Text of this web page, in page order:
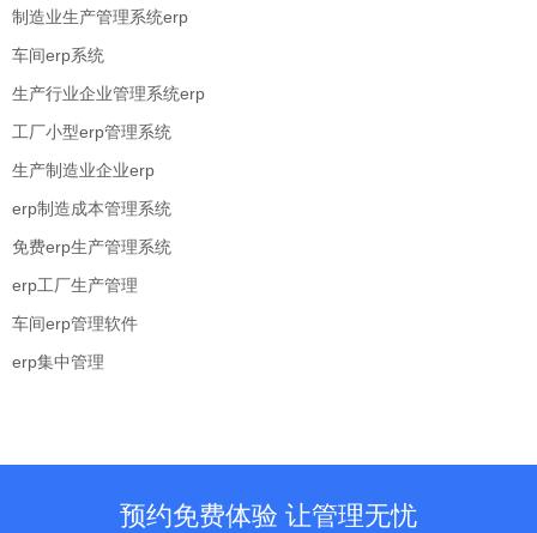
制造业生产管理系统erp
车间erp系统
生产行业企业管理系统erp
工厂小型erp管理系统
生产制造业企业erp
erp制造成本管理系统
免费erp生产管理系统
erp工厂生产管理
车间erp管理软件
erp集中管理
预约免费体验 让管理无忧